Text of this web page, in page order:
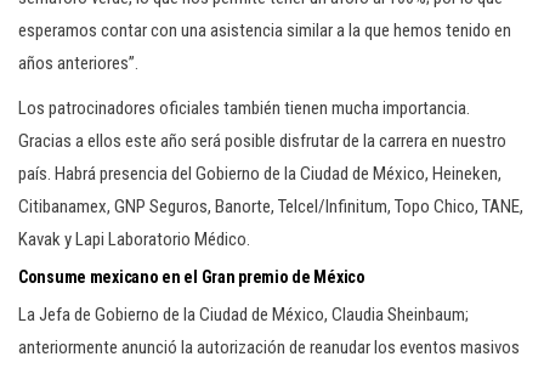
esperamos contar con una asistencia similar a la que hemos tenido en
años anteriores”.
Los patrocinadores oficiales también tienen mucha importancia.
Gracias a ellos este año será posible disfrutar de la carrera en nuestro
país. Habrá presencia del Gobierno de la Ciudad de México, Heineken,
Citibanamex, GNP Seguros, Banorte, Telcel/Infinitum, Topo Chico, TANE,
Kavak y Lapi Laboratorio Médico.
Consume mexicano en el Gran premio de México
La Jefa de Gobierno de la Ciudad de México, Claudia Sheinbaum;
anteriormente anunció la autorización de reanudar los eventos masivos